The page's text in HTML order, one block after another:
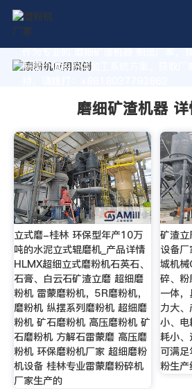
作为专业的 磨细矿渣机器 制造厂家，
制高价值的粉体加工系统方案。获取厂
磨细矿渣机器
立式磨-桂林 环保型年产10万
吨的水泥立式辊磨机_产品详情
HLMX超细立式磨粉机石英石、
石膏、白云石矿渣立磨 超细磨
粉机 雷蒙磨粉机，5R磨粉机，
磨粉机 纵摆系列磨粉机 超细磨
粉机 矿石磨粉机 高压磨粉机 矿
石磨粉机 方解石雷蒙磨 高压磨
粉机 环保磨粉机厂家 超细磨粉
机设备 桂林专业雷蒙磨粉碎机
厂家生产的
矿渣
设备
城机
碎、
一体
力大
小、
耗小、
可满
粉生产